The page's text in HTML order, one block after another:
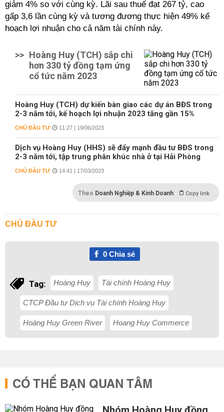
giảm 4% so với cùng kỳ. Lãi sau thuế đạt 267 tỷ, cao
gấp 3,6 lần cùng kỳ và tương đương thực hiện 49% kế
hoạch lợi nhuận cho cả năm tài chính này.
>> Hoàng Huy (TCH) sắp chi
hơn 330 tỷ đồng tạm ứng
cổ tức năm 2023
Hoàng Huy (TCH) dự kiến bàn giao các dự án BĐS trong
2-3 năm tới, kế hoạch lợi nhuận 2023 tăng gần 15%
CHỦ ĐẦU TƯ 11:27 | 19/06/2023
Dịch vụ Hoàng Huy (HHS) sẽ đẩy mạnh đầu tư BĐS trong
2-3 năm tới, tập trung phân khúc nhà ở tại Hải Phòng
CHỦ ĐẦU TƯ 14:41 | 17/03/2023
Theo Doanh Nghiệp & Kinh Doanh Copy link
CHỦ ĐẦU TƯ
0Chia sẻ
Tag: Hoàng Huy Tài chính Hoàng Huy
CTCP Đầu tư Dịch vụ Tài chính Hoàng Huy
Hoàng Huy Green River Hoang Huy Commerce
CÓ THỂ BẠN QUAN TÂM